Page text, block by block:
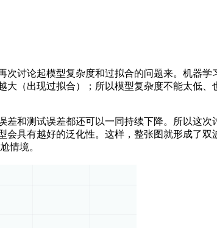
讨论起模型复杂度和过拟合的问题来。机器学
（出现过拟合）；所以模型复杂度不能太低
测试误差都还可以一同持续下降。所以这次
会具有越好的泛化性。这样，整张图就形成了
情境。